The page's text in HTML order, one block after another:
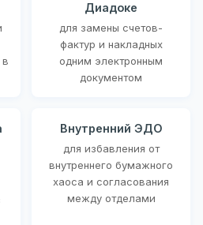
Диадоке
для замены счетов-
фактур и накладных
одним электронным
документом
Внутренний ЭДО
для избавления от
внутреннего бумажного
хаоса и согласования
между отделами